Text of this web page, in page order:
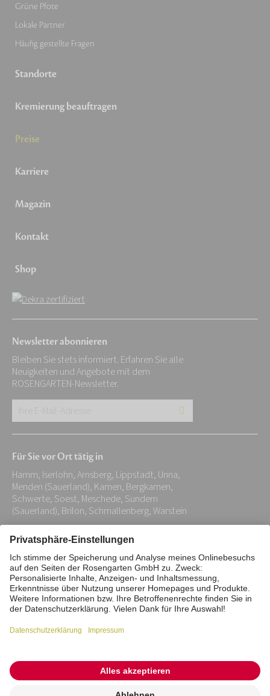
Grüne Pfote
Lokale Partner
Häufig gestellte Fragen
Standorte
Kremierung beauftragen
Preise
Karriere
Magazin
Kontakt
Shop
Newsletter abonnieren
Bleiben Sie stets informiert. Erfahren Sie alle
Neuigkeiten und Angebote mit dem
ROSENGARTEN-Newsletter.
Adresse:
*
Für Sie vor Ort tätig in
Hamm, Iserlohn, Arnsberg, Lippstadt, Unna,
Menden (Sauerland), Kamen, Bergkamen,
Schwerte, Soest, Meschede, Sundern
(Sauerland), Brilon, Schmallenberg, Warstein
Impressum Datenschutz
Stiftung
Interne Meldestelle
Zahlungsmittel
Barrierefreiheitserklärung
Vertrag widerrufen